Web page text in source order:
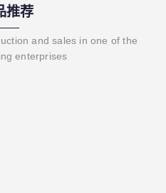
推荐
and sales in one of the
enterprises